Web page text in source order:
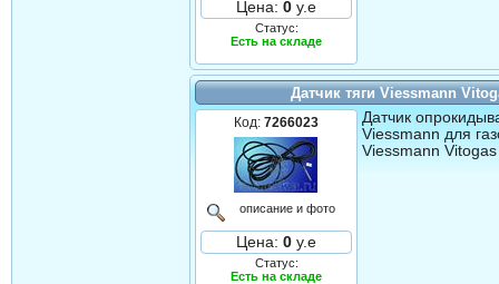
Цена: 0 у.е
Статус:
Есть на складе
Датчик тяги Viessmann
Код:7266023
описание и фото
Цена: 0 у.е
Статус:
Есть на складе
Датчик
Viessmann для
Viessmann